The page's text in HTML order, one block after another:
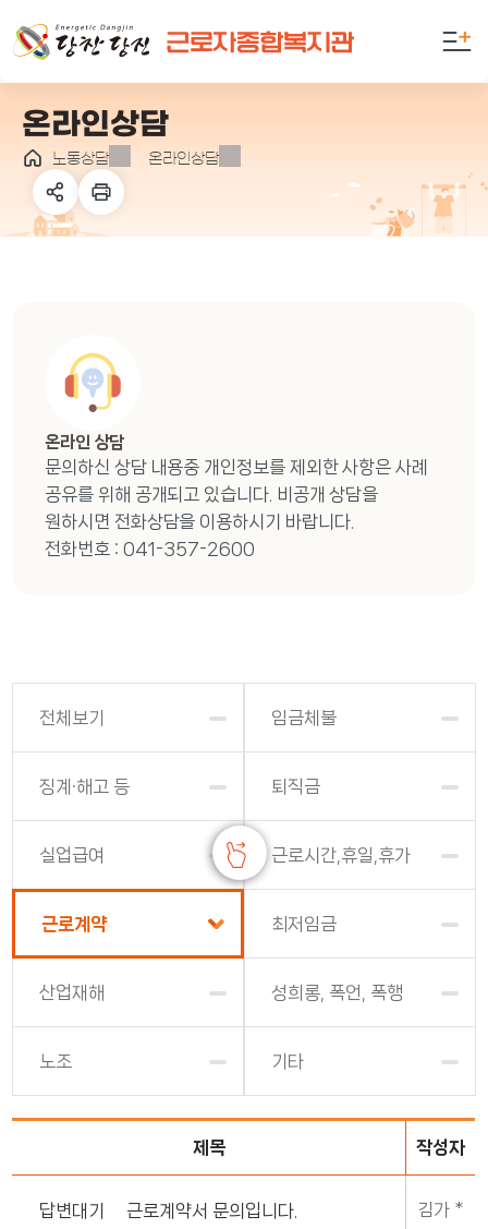
온라인상담
노동상담 온라인상담
온라인 상담
문의하신 상담 내용중 개인정보를 제외한 사항은 사례
공유를 위해 공개되고 있습니다. 비공개 상담을
원하시면 전화상담을 이용하시기 바랍니다.
전화번호 : 041-357-2600
전체보기 임금체불
징계·해고 등 퇴직금
실업급여 근로시간,휴일,휴가
근로계약 최저임금
산업재해 성희롱, 폭언, 폭행
노조 기타
제목 작성자
답변대기 근로계약서 문의입니다. 김가 *
족
해